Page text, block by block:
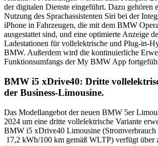
der digitalen Dienste eingeführt. Dazu gehören
Nutzung des Sprachassistenten Siri bei der
iPhone in Fahrzeugen, die mit dem BMW
ausgestattet sind, und eine optimierte Anzeige
Ladestationen für vollelektrische und Plug-in-
BMW. Außerdem wird die kontinuierliche
Funktionsumfangs der My BMW App
BMW i5 xDrive40: Dritte
der Business-Limousine.
Das Modellangebot der neuen BMW 5er
2024 um eine dritte vollelektrische Variante
BMW i5 xDrive40 Limousine (Stromverbrauch
17,2 kWh/100 km gemäß WLTP) verfügt über